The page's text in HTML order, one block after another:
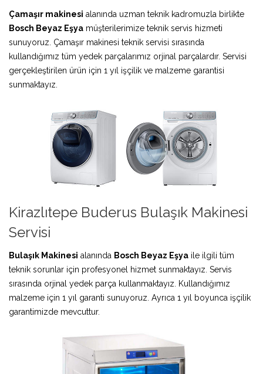
Çamaşır makinesi alanında uzman teknik kadromuzla birlikte
Bosch Beyaz Eşya müşterilerimize teknik servis hizmeti
sunuyoruz. Çamaşır makinesi teknik servisi sırasında
kullandığımız tüm yedek parçalarımız orjinal parçalardır. Servisi
gerçekleştirilen ürün için 1 yıl işçilik ve malzeme garantisi
sunmaktayız.
Kirazlıtepe Buderus Bulaşık Makinesi
Servisi
Bulaşık Makinesi alanında Bosch Beyaz Eşya ile ilgili tüm
teknik sorunlar için profesyonel hizmet sunmaktayız. Servis
sırasında orjinal yedek parça kullanmaktayız. Kullandığımız
malzeme için 1 yıl garanti sunuyoruz. Ayrıca 1 yıl boyunca işçilik
garantimizde mevcuttur.